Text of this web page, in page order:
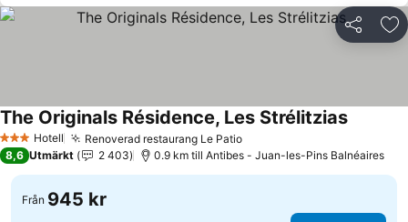
Dela
3 StjärnorHotell Renoverad restaurang Le PatioSe priser
The Originals Résidence, Les StrélitziasSe priser
8,6 Utmärkt 2 403 0.9 km till Antibes - Juan-les-Pins Balnéaires
Från 945 kr